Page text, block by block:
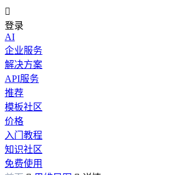

登录
AI
企业服务
解决方案
API服务
推荐
模板社区
价格
入门教程
知识社区
免费使用